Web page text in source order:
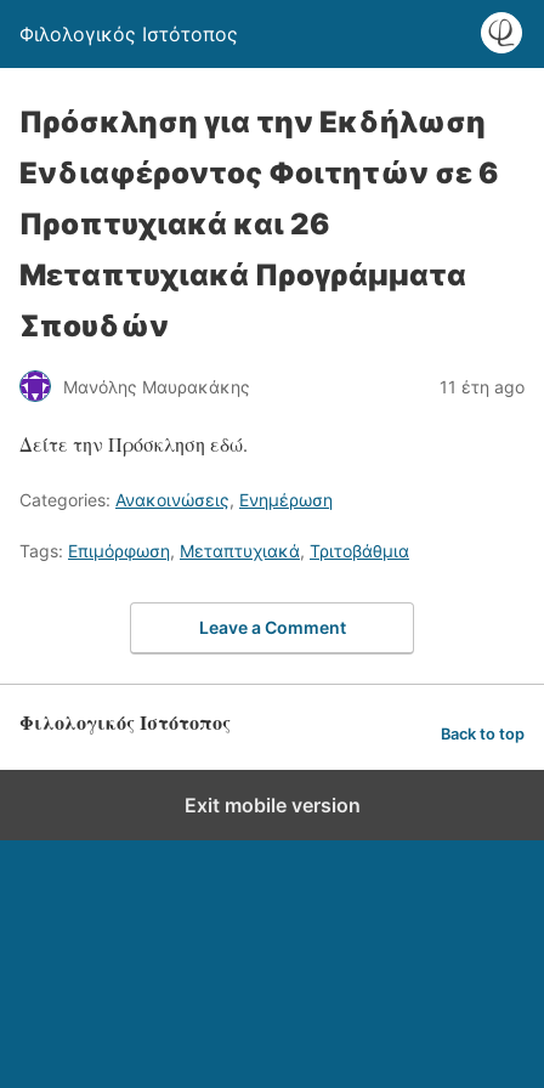
Φιλολογικός Ιστότοπος
Πρόσκληση για την Εκδήλωση
Ενδιαφέροντος Φοιτητών σε 6
Προπτυχιακά και 26
Μεταπτυχιακά Προγράμματα
Σπουδών
Μανόλης Μαυρακάκης 11 έτη ago
Δείτε την Πρόσκληση εδώ.
Categories: Ανακοινώσεις, Ενημέρωση
Tags: Επιμόρφωση, Μεταπτυχιακά, Τριτοβάθμια
Leave a Comment
Φιλολογικός Ιστότοπος Back to top
Exit mobile version